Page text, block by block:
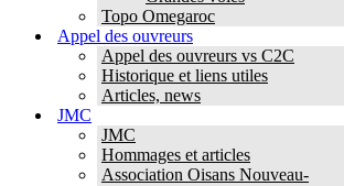
Topo Omegaroc
Appel des ouvreurs
Appel des ouvreurs vs C2C
Historique et liens utiles
Articles, news
JMC
JMC
Hommages et articles
Association Oisans Nouveau-